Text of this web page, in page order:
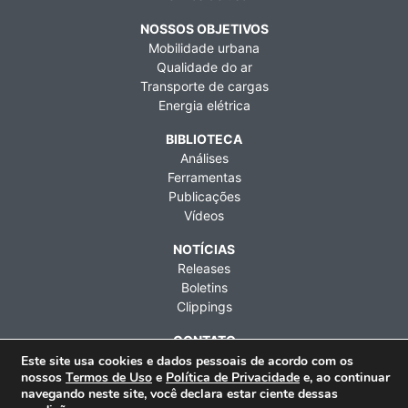
NOSSOS OBJETIVOS
Mobilidade urbana
Qualidade do ar
Transporte de cargas
Energia elétrica
BIBLIOTECA
Análises
Ferramentas
Publicações
Vídeos
NOTÍCIAS
Releases
Boletins
Clippings
CONTATO
Fale conosco
Imprensa
Contratações
Este site usa cookies e dados pessoais de acordo com os
nossos Termos de Uso e Política de Privacidade e, ao continuar
navegando neste site, você declara estar ciente dessas